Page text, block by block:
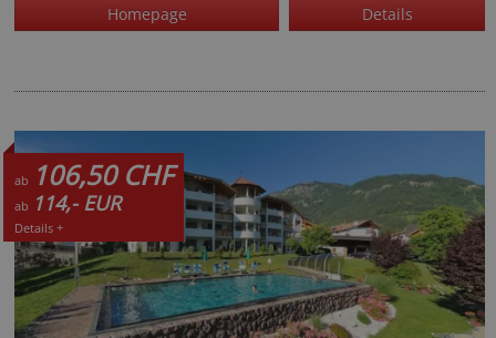
Homepage Details
ab 106,50 CHF
ab 114,- EUR
Details +